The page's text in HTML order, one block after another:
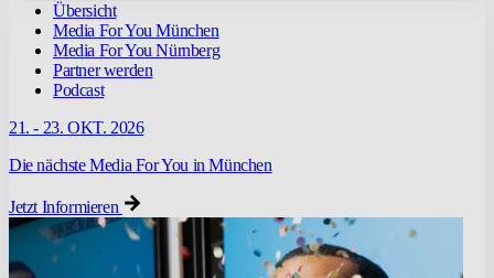
Übersicht
Media For You München
Media For You Nürnberg
Partner werden
Podcast
21. - 23. OKT. 2026
Die nächste Media For You in München
Jetzt Informieren